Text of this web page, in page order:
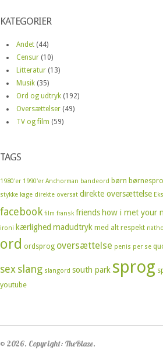
KATEGORIER
Andet (44)
Censur (10)
Litteratur (13)
Musik (35)
Ord og udtryk (192)
Oversættelser (49)
TV og film (59)
TAGS
1980'er 1990'er Anchorman bandeord børn
stykke kage direkte oversat direkte oversættelse
facebook film fransk friends how i met your
ironi kærlighed madudtryk med alt respekt
ord ordsprog oversættelse penis per se
sexslang slangord south park sprog
youtube
© 2026. Copyright: TheBlaze.